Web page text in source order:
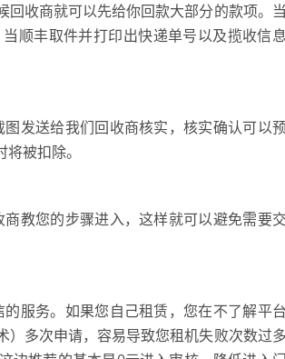
收商就可以先给你回款大部分的款项。当
顺丰取件并打印出快递单号以及揽收信息
发送给我们回收商核实，核实确认可以
被扣除。
教您的步骤进入，这样就可以避免需要交
服务。如果您自己租赁，您在不了解平台
多次申请，容易导致您租机失败次数过多